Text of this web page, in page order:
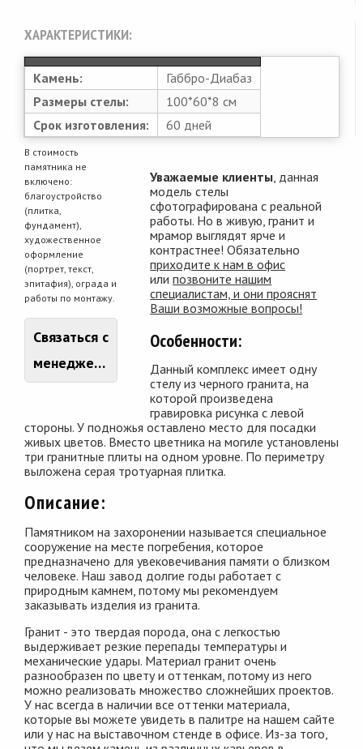
ХАРАКТЕРИСТИКИ:
Камень:
Габбро-Диабаз
Размеры стелы:
100*60*8 см
Срок изготовления:
60 дней
В стоимость
памятника не
включено:
благоустройство
(плитка,
фундамент),
художественное
оформление
(портрет, текст,
эпитафия), ограда и
работы по монтажу.
Связаться с
менеджером
Уважаемые клиенты , данная
модель стелы
сфотографирована с реальной
работы. Но в живую, гранит и
мрамор выглядят ярче и
контрастнее! Обязательно
приходите к нам в офис
илипозвоните нашим
специалистам, и они прояснят
Ваши возможные вопросы!
Особенности:
Данный комплекс имеет одну
стелу из черного гранита, на
которой произведена
гравировка рисунка с левой
стороны. У подножья оставлено место для посадки
живых цветов. Вместо цветника на могиле установлены
три гранитные плиты на одном уровне. По периметру
выложена серая тротуарная плитка.
Описание:
Памятником на захоронении называется специальное
сооружение на месте погребения, которое
предназначено для увековечивания памяти о близком
человеке. Наш завод долгие годы работает с
природным камнем, потому мы рекомендуем
заказывать изделия из гранита.
Гранит - это твердая порода, она с легкостью
выдерживает резкие перепады температуры и
механические удары. Материал гранит очень
разнообразен по цвету и оттенкам, потому из него
можно реализовать множество сложнейших проектов.
У нас всегда в наличии все оттенки материала,
которые вы можете увидеть в палитре на нашем сайте
или у нас на выставочном стенде в офисе. Из-за того,